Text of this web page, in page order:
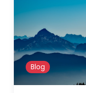
Blog